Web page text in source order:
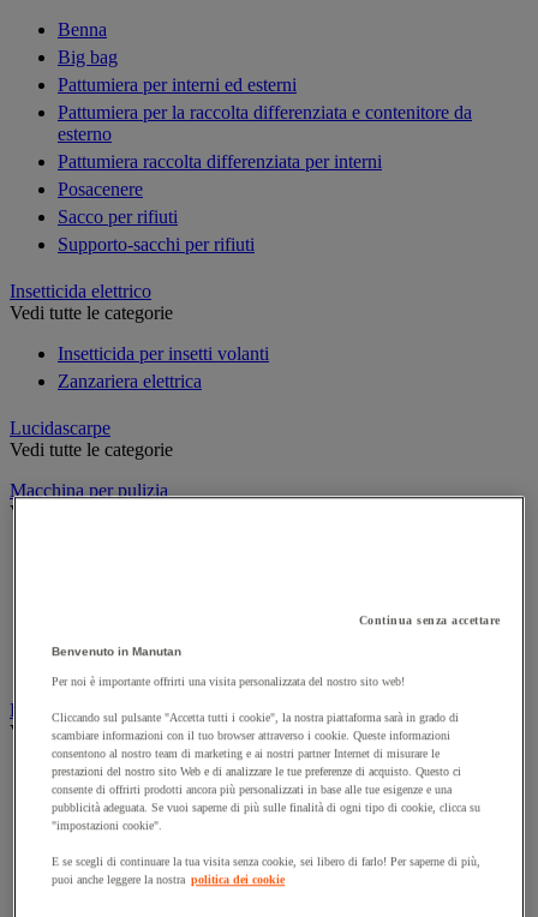
Benna
Big bag
Pattumiera per interni ed esterni
Pattumiera per la raccolta differenziata e contenitore da
esterno
Pattumiera raccolta differenziata per interni
Posacenere
Sacco per rifiuti
Supporto-sacchi per rifiuti
Insetticida elettrico
Vedi tutte le categorie
Insetticida per insetti volanti
Zanzariera elettrica
Lucidascarpe
Vedi tutte le categorie
Macchina per pulizia
Vedi tutte le categorie
Spazzatrice
Prodotti per la pulizia
Vedi tutte le categorie
Deodorante
Detergenti per pavimenti e superfici varie
Detersivi e prodotti per biancheria
Prodotti per stoviglie
Prodotto di manutenzione per sanitari
Continua senza accettare
Benvenuto in Manutan
Per noi è importante offrirti una visita personalizzata del nostro sito web!
Cliccando sul pulsante "Accetta tutti i cookie", la nostra piattaforma sarà in grado di
scambiare informazioni con il tuo browser attraverso i cookie. Queste informazioni
consentono al nostro team di marketing e ai nostri partner Internet di misurare le
prestazioni del nostro sito Web e di analizzare le tue preferenze di acquisto. Questo ci
consente di offrirti prodotti ancora più personalizzati in base alle tue esigenze e una
pubblicità adeguata. Se vuoi saperne di più sulle finalità di ogni tipo di cookie, clicca su
"impostazioni cookie".
E se scegli di continuare la tua visita senza cookie, sei libero di farlo! Per saperne di più,
puoi anche leggere la nostra politica dei cookie